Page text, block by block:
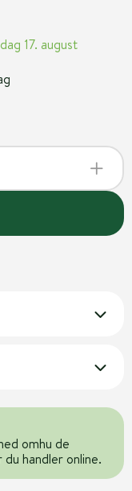
17. august
omhu de
handler online.